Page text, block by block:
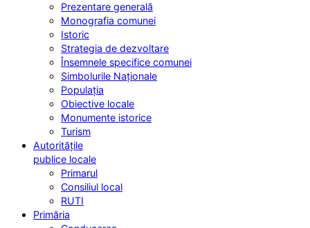
Prezentare generală
Monografia comunei
Istoric
Strategia de dezvoltare
Însemnele specifice comunei
Simbolurile Naționale
Populația
Obiective locale
Monumente istorice
Turism
Autoritățile
publice locale
Primarul
Consiliul local
RUTI
Primăria